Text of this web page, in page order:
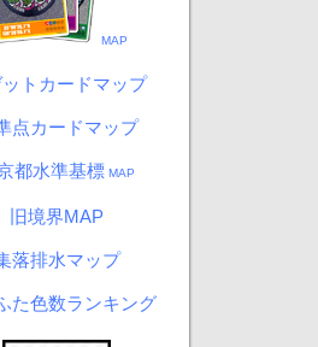
MAP
ットカードマップ
点カードマップ
都水準基標 MAP
旧境界MAP
落排水マップ
た色数ランキング